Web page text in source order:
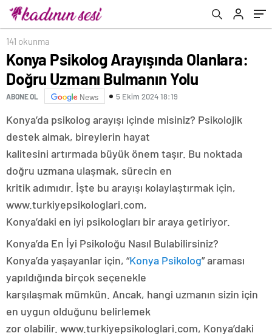
141 okunma
Konya Psikolog Arayışında Olanlara:
Doğru Uzmanı Bulmanın Yolu
ABONE OL News 5 Ekim 2024 18:19
Konya’da psikolog arayışı içinde misiniz? Psikolojik
destek almak, bireylerin hayat
kalitesini artırmada büyük önem taşır. Bu noktada
doğru uzmana ulaşmak, sürecin en
kritik adımıdır. İşte bu arayışı kolaylaştırmak için,
www.turkiyepsikologlari.com,
Konya’daki en iyi psikologları bir araya getiriyor.
Konya’da En İyi Psikoloğu Nasıl Bulabilirsiniz?
Konya’da yaşayanlar için, “Konya Psikolog” araması
yapıldığında birçok seçenekle
karşılaşmak mümkün. Ancak, hangi uzmanın sizin için
en uygun olduğunu belirlemek
zor olabilir. www.turkiyepsikologlari.com, Konya’daki